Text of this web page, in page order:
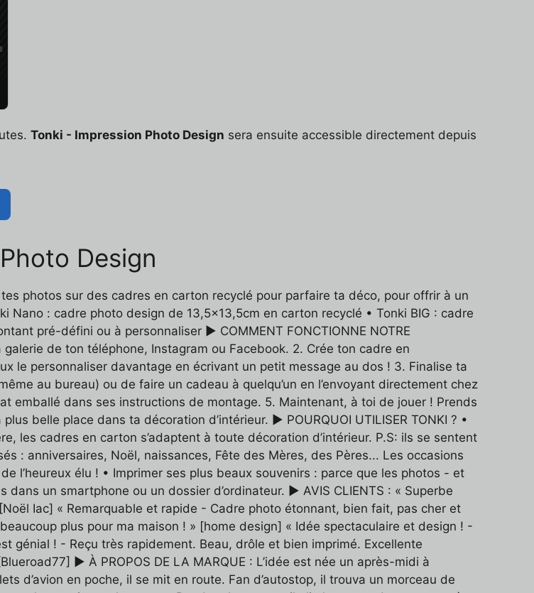
Tonki - Impression Photo Design sera ensuite accessible directement depuis
Design
photos sur des cadres en carton recyclé pour parfaire ta déco, pour offrir à un
Nano : cadre photo design de 13,5x13,5cm en carton recyclé • Tonki BIG : cadre
pré-défini ou à personnaliser ► COMMENT FONCTIONNE NOTRE
de ton téléphone, Instagram ou Facebook. 2. Crée ton cadre en
le personnaliser davantage en écrivant un petit message au dos ! 3. Finalise ta
au bureau) ou de faire un cadeau à quelqu’un en l’envoyant directement chez
emballé dans ses instructions de montage. 5. Maintenant, à toi de jouer ! Prends
belle place dans ta décoration d’intérieur. ► POURQUOI UTILISER TONKI ? •
les cadres en carton s’adaptent à toute décoration d’intérieur. P.S: ils se sentent
: anniversaires, Noël, naissances, Fête des Mères, des Pères... Les occasions
l’heureux élu ! • Imprimer ses plus beaux souvenirs : parce que les photos - et
dans un smartphone ou un dossier d’ordinateur. ► AVIS CLIENTS : « Superbe
Iac] « Remarquable et rapide - Cadre photo étonnant, bien fait, pas cher et
plus pour ma maison ! » [home design] « Idée spectaculaire et design ! -
génial ! - Reçu très rapidement. Beau, drôle et bien imprimé. Excellente
► À PROPOS DE LA MARQUE : L’idée est née un après-midi à
d’avion en poche, il se mit en route. Fan d’autostop, il trouva un morceau de